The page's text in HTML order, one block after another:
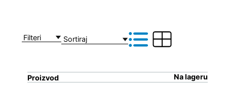
Filteri
Proizvod Na lageru